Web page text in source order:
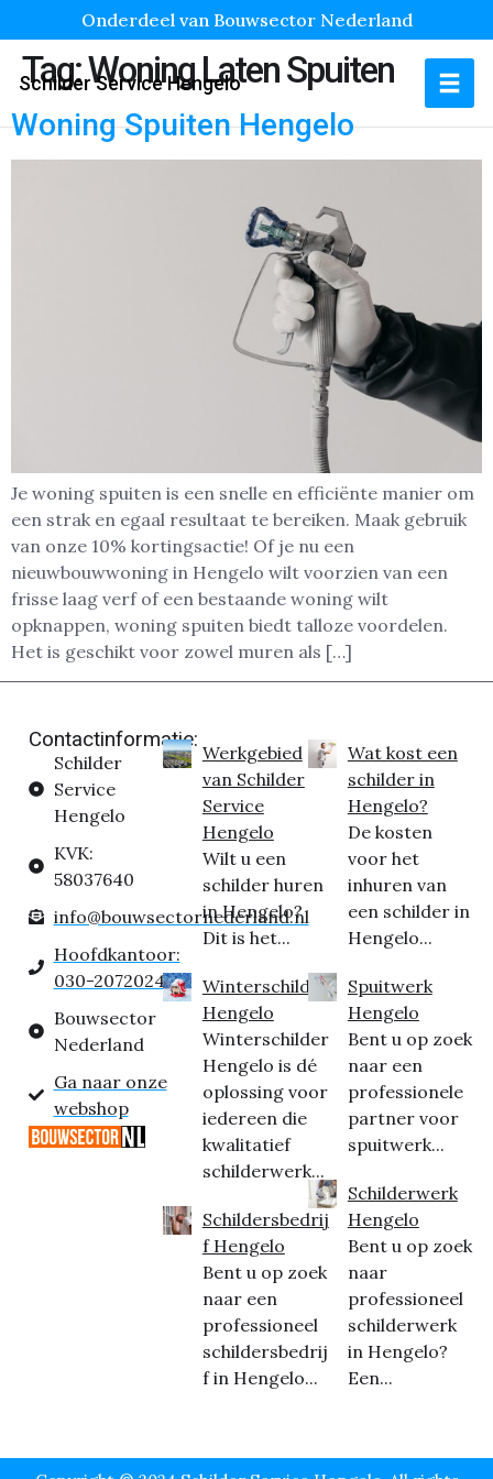
Onderdeel van Bouwsector Nederland
Schilder Service Hengelo
Tag:Woning Laten Spuiten
Woning Spuiten Hengelo
Je woning spuiten is een snelle en efficiënte manier om
een strak en egaal resultaat te bereiken. Maak gebruik
van onze 10% kortingsactie! Of je nu een
nieuwbouwwoning in Hengelo wilt voorzien van een
frisse laag verf of een bestaande woning wilt
opknappen, woning spuiten biedt talloze voordelen.
Het is geschikt voor zowel muren als […]
Contactinformatie:
Schilder
Service
Hengelo
KVK:
58037640
info@bouwsectornederland.nl
Hoofdkantoor:
030-2072024
Bouwsector
Nederland
Ga naar onze
webshop
Werkgebied
van Schilder
Service
Hengelo
Wilt u een
schilder huren
in Hengelo?
Dit is het...
Winterschilder
Hengelo
Winterschilder
Hengelo is dé
oplossing voor
iedereen die
kwalitatief
schilderwerk...
Schildersbedrij
f Hengelo
Bent u op zoek
naar een
professioneel
schildersbedrij
f in Hengelo...
Wat kost een
schilder in
Hengelo?
De kosten
voor het
inhuren van
een schilder in
Hengelo...
Spuitwerk
Hengelo
Bent u op zoek
naar een
professionele
partner voor
spuitwerk...
Schilderwerk
Hengelo
Bent u op zoek
naar
professioneel
schilderwerk
in Hengelo?
Een...